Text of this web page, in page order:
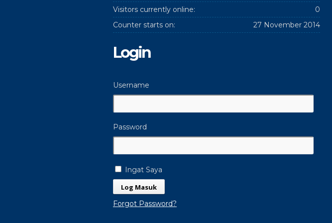
0
Visitors currently online:
27 November 2014
Counter starts on:
Login
Username
Password
Ingat Saya
Forgot Password?